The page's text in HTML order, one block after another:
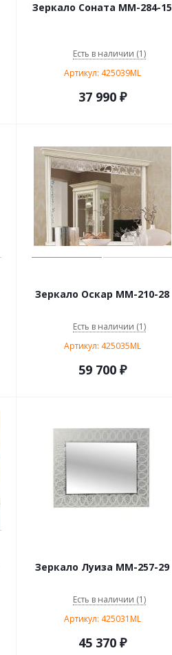
Зеркало Соната ММ-284-15
Есть в наличии (1)
Артикул: 425039ML
37 990₽
Зеркало Оскар ММ-210-28
Есть в наличии (1)
Артикул: 425035ML
59 700₽
Зеркало Луиза ММ-257-29
Есть в наличии (1)
Артикул: 425031ML
45 370₽